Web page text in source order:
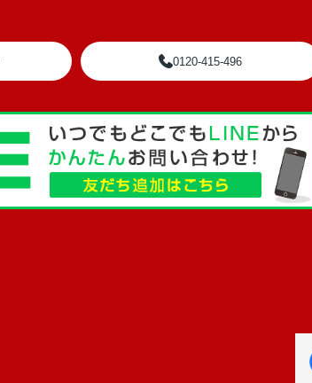
0120-415-496